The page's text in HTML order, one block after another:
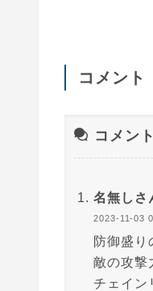
コメント
コメン
名無しさ
2023-11-03
防御盛り
敵の攻撃
チェイン